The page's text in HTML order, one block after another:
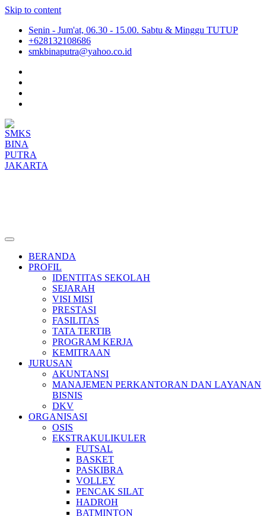
Skip to content
Senin - Jum'at, 06.30 - 15.00. Sabtu & Minggu TUTUP
+628132108686
smkbinaputra@yahoo.co.id
BERANDA
PROFIL
IDENTITAS SEKOLAH
SEJARAH
VISI MISI
PRESTASI
FASILITAS
TATA TERTIB
PROGRAM KERJA
KEMITRAAN
JURUSAN
AKUNTANSI
MANAJEMEN PERKANTORAN DAN LAYANAN
BISNIS
DKV
ORGANISASI
OSIS
EKSTRAKULIKULER
FUTSAL
BASKET
PASKIBRA
VOLLEY
PENCAK SILAT
HADROH
BATMINTON